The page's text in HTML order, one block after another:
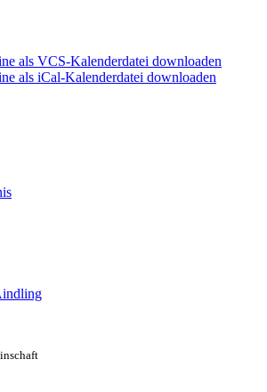
als VCS-Kalenderdatei downloaden
als iCal-Kalenderdatei downloaden